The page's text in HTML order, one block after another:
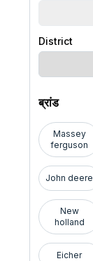
District
ब्रांड
Massey
ferguson
John deere
New
holland
Eicher